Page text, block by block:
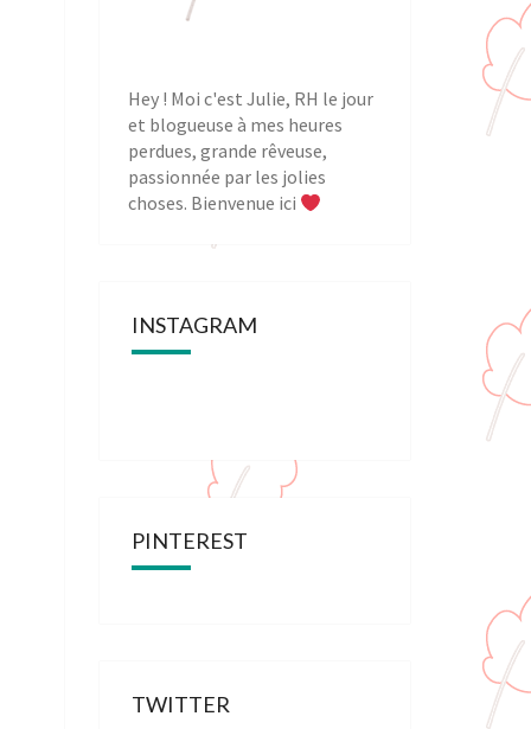
Hey ! Moi c'est Julie, RH le jour
et blogueuse à mes heures
perdues, grande rêveuse,
passionnée par les jolies
choses. Bienvenue ici
INSTAGRAM
PINTEREST
TWITTER